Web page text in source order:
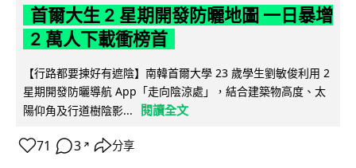
首爾大生 2 星期開發防曬地圖 一日暴增
2 萬人下載衝榜首
【行路都要揀好有遮陰】南韓首爾大學 23 歲學生劉敏俊利用 2
星期開發防曬導航 App「走向陰涼處」，結合建築物高度、太
陽仰角及行道樹陰影...
閱讀全文
71 3 ↗ 分享